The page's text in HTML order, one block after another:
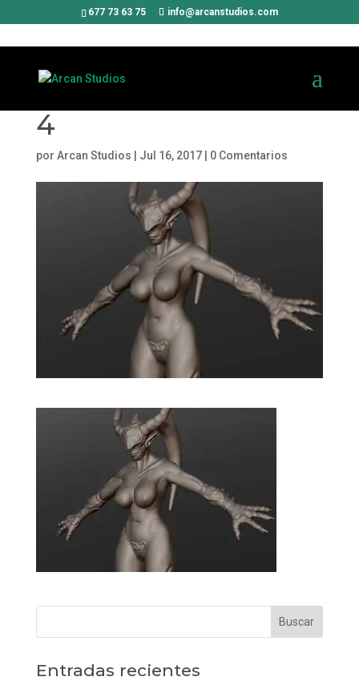
677 73 63 75 info@arcanstudios.com
4
por Arcan Studios Jul 16, 2017| 0 Comentarios
Entradas recientes